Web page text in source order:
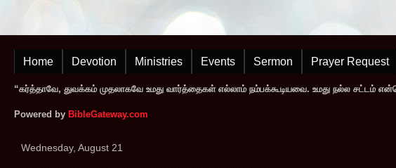
Home Devotion Ministries Events Sermon Prayer Request
“கர்த்தாவே, துவக்கம் முதலாகவே உமது வார்த்தைகள் எல்லாம் நம்பக்கூடியவை. உமது நல்ல சட்டம்
Powered by BibleGateway.com
Wednesday, August 21